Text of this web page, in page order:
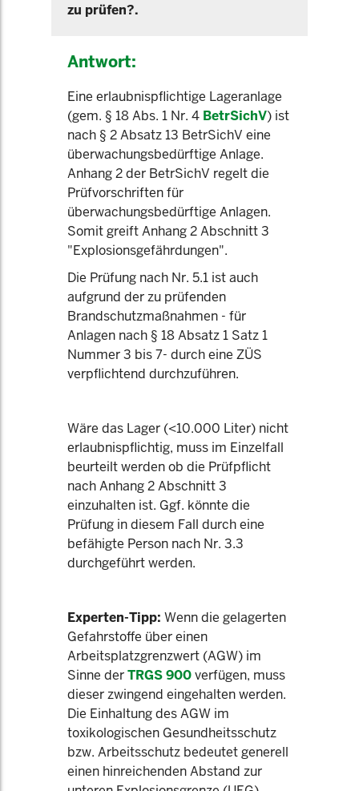
zu prüfen?.
Antwort:
Eine erlaubnispflichtige Lageranlage
(gem. § 18 Abs. 1 Nr. 4 BetrSichV) ist
nach § 2 Absatz 13 BetrSichV eine
überwachungsbedürftige Anlage.
Anhang 2 der BetrSichV regelt die
Prüfvorschriften für
überwachungsbedürftige Anlagen.
Somit greift Anhang 2 Abschnitt 3
"Explosionsgefährdungen".
Die Prüfung nach Nr. 5.1 ist auch
aufgrund der zu prüfenden
Brandschutzmaßnahmen - für
Anlagen nach § 18 Absatz 1 Satz 1
Nummer 3 bis 7- durch eine ZÜS
verpflichtend durchzuführen.
Wäre das Lager (<10.000 Liter) nicht
erlaubnispflichtig, muss im Einzelfall
beurteilt werden ob die Prüfpflicht
nach Anhang 2 Abschnitt 3
einzuhalten ist. Ggf. könnte die
Prüfung in diesem Fall durch eine
befähigte Person nach Nr. 3.3
durchgeführt werden.
Experten-Tipp: Wenn die gelagerten
Gefahrstoffe über einen
Arbeitsplatzgrenzwert (AGW) im
Sinne derTRGS 900verfügen, muss
dieser zwingend eingehalten werden.
Die Einhaltung des AGW im
toxikologischen Gesundheitsschutz
bzw. Arbeitsschutz bedeutet generell
einen hinreichenden Abstand zur